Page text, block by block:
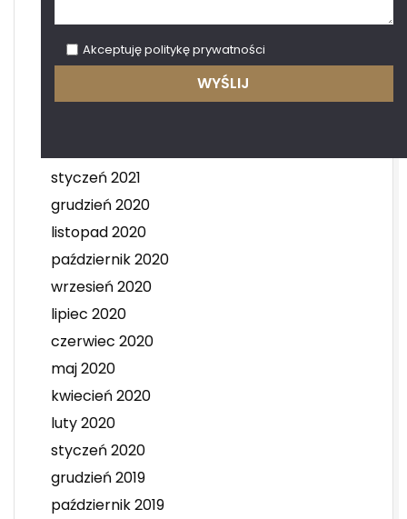
październik 2021
lipiec 2021
styczeń 2021
grudzień 2020
listopad 2020
październik 2020
wrzesień 2020
lipiec 2020
czerwiec 2020
maj 2020
kwiecień 2020
luty 2020
styczeń 2020
grudzień 2019
październik 2019
Akceptujępolitykę prywatności